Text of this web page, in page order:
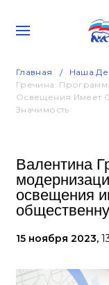
Главная Наша
Гречина:
Освещения Имеет
Значимость
Валентина
освещения
15 ноября 2023,